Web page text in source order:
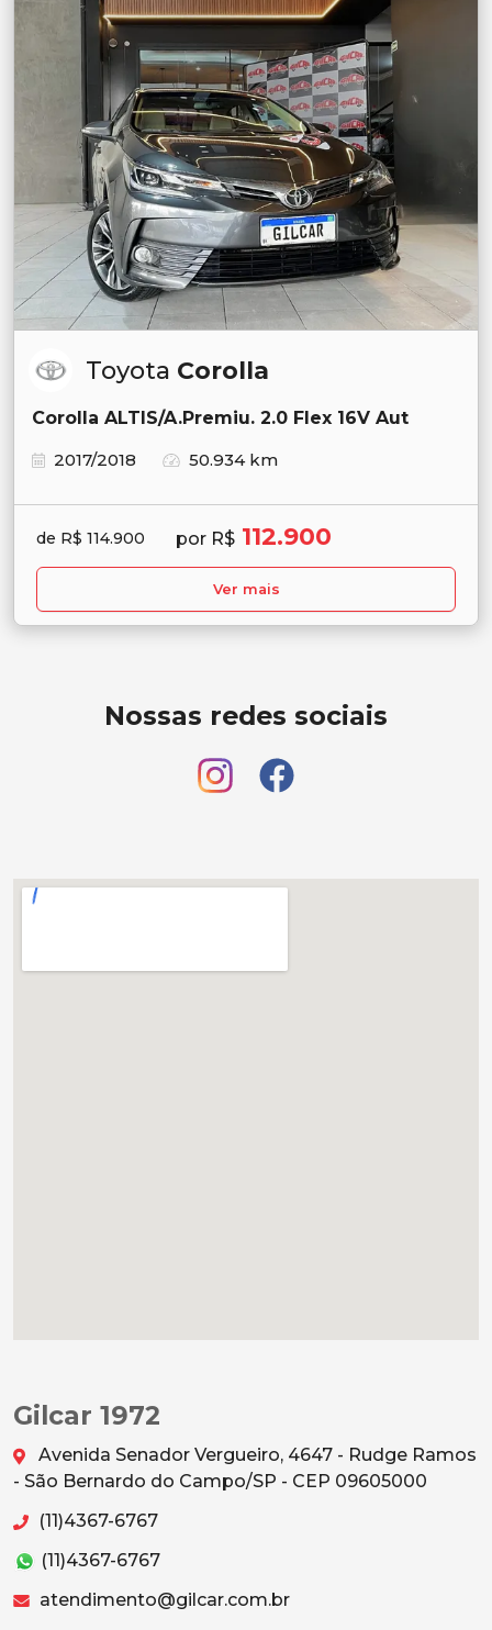
Toyota Corolla
Corolla ALTIS/A.Premiu. 2.0 Flex 16V Aut
2017/2018
50.934 km
de R$ 114.900 por R$ 112.900
Ver mais
Nossas redes sociais
Gilcar 1972
Avenida Senador Vergueiro, 4647 - Rudge Ramos
- São Bernardo do Campo/SP - CEP 09605000
(11)4367-6767
(11)4367-6767
atendimento@gilcar.com.br